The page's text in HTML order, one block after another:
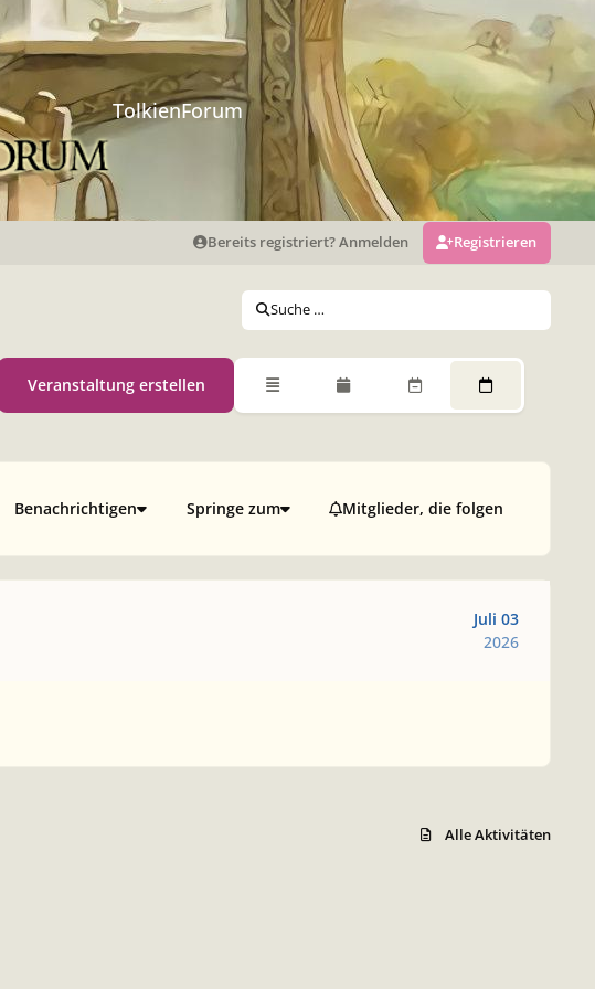
TolkienForum
Bereits registriert? Anmelden Registrieren
Suche …
Veranstaltung erstellen ÜbersichtMonatsansichtWochenansichtTagesansicht
Benachrichtigen Springe zum Mitglieder, die folgen
Juli 03
2026
Alle Aktivitäten